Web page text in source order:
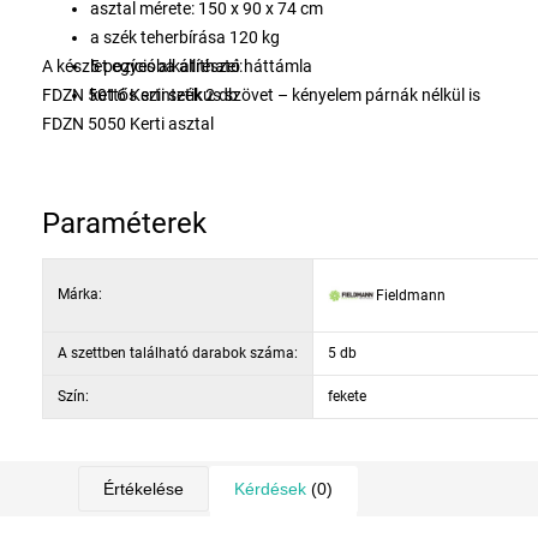
asztal mérete: 150 x 90 x 74 cm
a szék teherbírása 120 kg
5 pozícióba állítható háttámla
kettős szintetikus szövet – kényelem párnák nélkül is
A készlet egyes alkatrészei:
FDZN 5016 Kerti szék 2 db
FDZN 5050 Kerti asztal
Paraméterek
Márka: Fieldmann
A szettben található darabok száma: 5 db
Szín: fekete
Értékelése Kérdések (0)